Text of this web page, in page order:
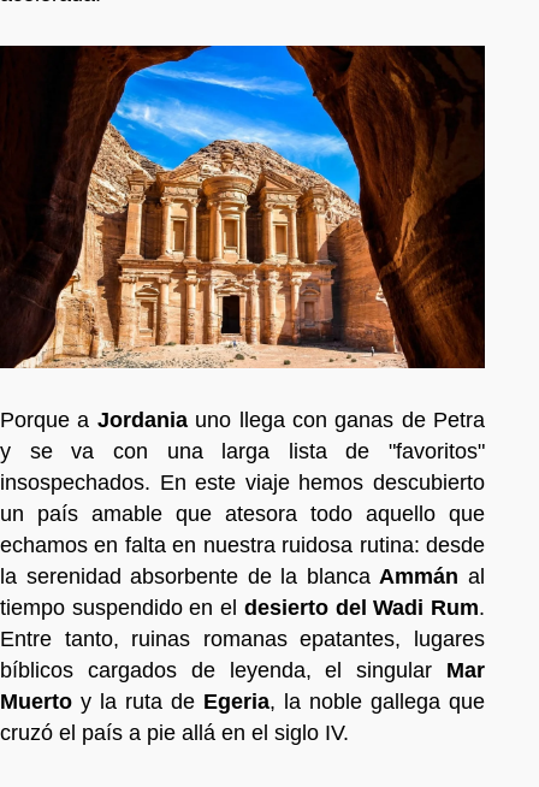
Porque a Jordaniauno llega con ganas de Petra
y se va con una larga lista de "favoritos"
insospechados. En este viaje hemos descubierto
un país amable que atesora todo aquello que
echamos en falta en nuestra ruidosa rutina: desde
la serenidad absorbente de la blancaAmmán al
tiempo suspendido en el desierto del Wadi Rum.
Entre tanto, ruinas romanas epatantes, lugares
bíblicos cargados de leyenda, el singular Mar
Muerto y la ruta de Egeria, la noble gallega que
cruzó el país a pie allá en el siglo IV.